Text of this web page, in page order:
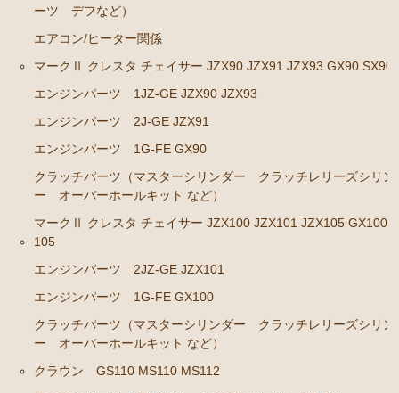
ーゲージなど）
駆動パーツ（センターサポートベアリング ドライブ
シャフトブーツ デフなど）
ウエザーストリップ ワイヤー類
ラベル
エアコン ヒーター関係
カローラレビン スプリンタートレノ AE86
エンジンパーツ 4A-GEU
ブレーキパーツ（マスターシリンダー リペアキッ
ト ホース など）
クラッチパーツ（マスターシリンダー クラッチレリ
ーズシリンダー オーバーホールキット など）
足廻りパーツ（アッパーマウント ベアリング ボー
ルジョイント など）
ーツ デフなど）
エアコン/ヒーター関係
マークⅡ クレスタ チェイサー JZX90 JZX91 JZX93 GX90 SX90
エンジンパーツ 1JZ-GE JZX90 JZX93
エンジンパーツ 2J-GE JZX91
エンジンパーツ 1G-FE GX90
クラッチパーツ（マスターシリンダー クラッチレリーズシリン
ー オーバーホールキット など）
マークⅡ クレスタ チェイサー JZX100 JZX101 JZX105 GX100
105
エンジンパーツ 2JZ-GE JZX101
エンジンパーツ 1G-FE GX100
クラッチパーツ（マスターシリンダー クラッチレリーズシリン
ー オーバーホールキット など）
クラウン GS110 MS110 MS112